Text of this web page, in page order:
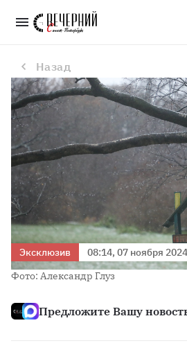
Назад
Эксклюзив
08:14, 07 ноября 2024
Фото: Александр Глуз
Предложите Вашу